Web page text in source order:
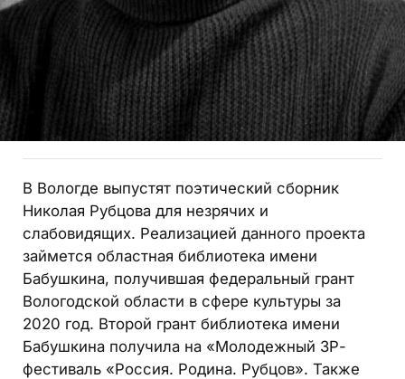
В Вологде выпустят поэтический сборник
Николая Рубцова для незрячих и
слабовидящих. Реализацией данного проекта
займется областная библиотека имени
Бабушкина, получившая федеральный грант
Вологодской области в сфере культуры за
2020 год. Второй грант библиотека имени
Бабушкина получила на «Молодежный 3Р-
фестиваль «Россия. Родина. Рубцов». Также